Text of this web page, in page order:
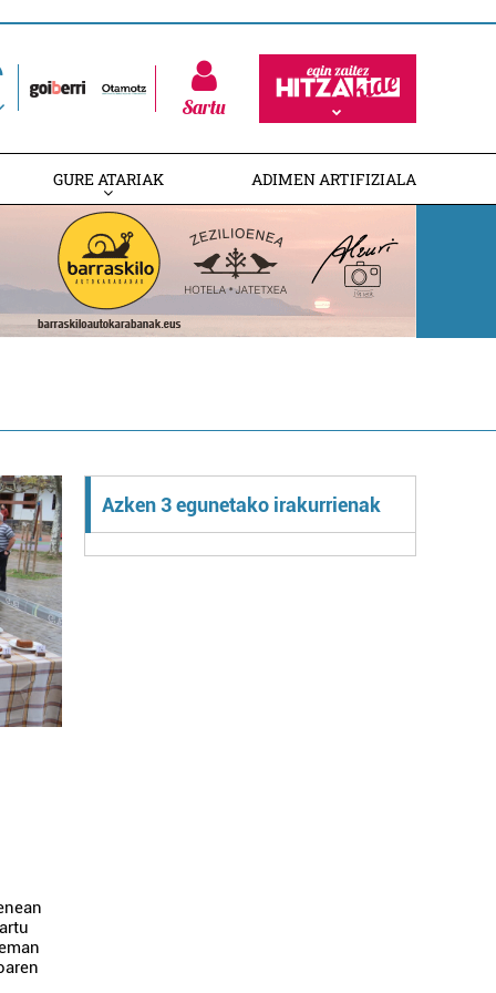
Sartu
GURE ATARIAK ADIMEN ARTIFIZIALA
Azken 3 egunetako irakurrienak